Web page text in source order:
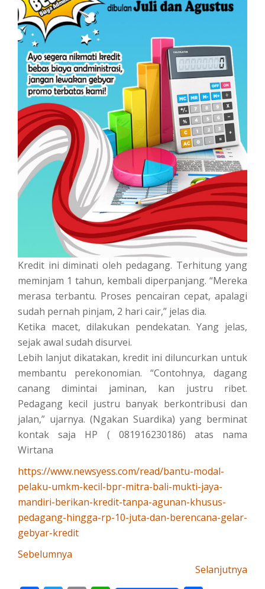
Kredit ini diminati oleh pedagang. Terhitung yang
meminjam 1 tahun, kembali diperpanjang. “Mereka
merasa terbantu. Proses pencairan cepat, apalagi
sudah pernah pinjam, 2 hari cair,” jelas dia.
Ketika macet, dilakukan pendekatan. Yang jelas,
sejak awal sudah disurvei.
Lebih lanjut dikatakan, kredit ini diluncurkan untuk
membantu perekonomian. “Contohnya, dagang
canang dimintai jaminan, kan justru ribet.
Pedagang kecil justru banyak berkontribusi dan
jalan,” ujarnya. (Ngakan Suardika) yang berminat
kontak saja HP ( 081916230186) atas nama
Wirtana
https://www.newsyess.com/read/bantu-modal-
pelaku-umkm-kecil-bpr-mitra-bali-mukti-jaya-
mandiri-berikan-kredit-tanpa-agunan-khusus-
pedagang-hingga-rp-10-juta-dan-berencana-gelar-
gebyar-kredit
Sebelumnya
Selanjutnya